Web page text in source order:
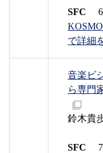
SFC
で詳細
音楽ビ
ら専門
鈴木貴
SFC